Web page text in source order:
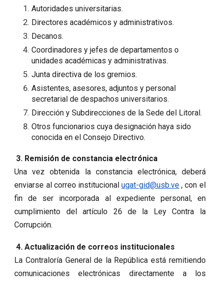
Autoridades universitarias.
Directores académicos y administrativos.
Decanos.
Coordinadores y jefes de departamentos o
unidades académicas y administrativas.
Junta directiva de los gremios.
Asistentes, asesores, adjuntos y personal
secretarial de despachos universitarios.
Dirección y Subdirecciones de la Sede del Litoral.
Otros funcionarios cuya designación haya sido
conocida en el Consejo Directivo.
3. Remisión de constancia electrónica
Una vez obtenida la constancia electrónica, deberá
enviarse al correo institucionalugat-gid@usb.ve , con el
fin de ser incorporada al expediente personal, en
cumplimiento del artículo 26 de la Ley Contra la
Corrupción.
4. Actualización de correos institucionales
La Contraloría General de la República está remitiendo
comunicaciones electrónicas directamente a los